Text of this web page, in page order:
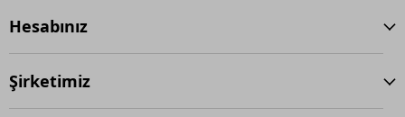
Hesabınız
Şirketimiz